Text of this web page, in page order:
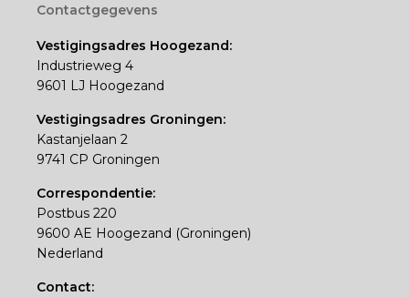
Footer
Contactgegevens
Vestigingsadres Hoogezand:
Industrieweg 4
9601 LJ Hoogezand
Vestigingsadres Groningen:
Kastanjelaan 2
9741 CP Groningen
Correspondentie:
Postbus 220
9600 AE Hoogezand (Groningen)
Nederland
Contact: